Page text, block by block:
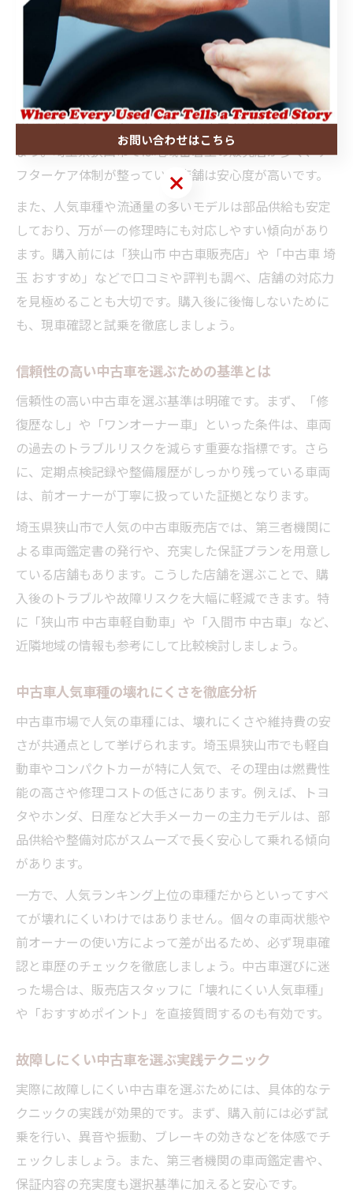
中古車購入で故障リスクを減らす選び方のコツ
中古車の故障リスクを最小限に抑えるには、購入時の選
び方が鍵となります。まず、信頼できる中古車販売店を
選び、保証やアフターサービスの内容を必ず確認しまし
ょう。埼玉県狭山市では地域密着型の販売店が多く、ア
フターケア体制が整っている店舗は安心度が高いです。
また、人気車種や流通量の多いモデルは部品供給も安定
しており、万が一の修理時にも対応しやすい傾向があり
ます。購入前には「狭山市 中古車販売店」や「中古車 埼
玉 おすすめ」などで口コミや評判も調べ、店舗の対応力
を見極めることも大切です。購入後に後悔しないために
も、現車確認と試乗を徹底しましょう。
信頼性の高い中古車を選ぶための基準とは
信頼性の高い中古車を選ぶ基準は明確です。まず、「修
復歴なし」や「ワンオーナー車」といった条件は、車両
の過去のトラブルリスクを減らす重要な指標です。さら
に、定期点検記録や整備履歴がしっかり残っている車両
は、前オーナーが丁寧に扱っていた証拠となります。
埼玉県狭山市で人気の中古車販売店では、第三者機関に
よる車両鑑定書の発行や、充実した保証プランを用意し
ている店舗もあります。こうした店舗を選ぶことで、購
入後のトラブルや故障リスクを大幅に軽減できます。特
に「狭山市 中古車軽自動車」や「入間市 中古車」など、
近隣地域の情報も参考にして比較検討しましょう。
中古車人気車種の壊れにくさを徹底分析
中古車市場で人気の車種には、壊れにくさや維持費の安
さが共通点として挙げられます。埼玉県狭山市でも軽自
動車やコンパクトカーが特に人気で、その理由は燃費性
能の高さや修理コストの低さにあります。例えば、トヨ
タやホンダ、日産など大手メーカーの主力モデルは、部
品供給や整備対応がスムーズで長く安心して乗れる傾向
があります。
一方で、人気ランキング上位の車種だからといってすべ
てが壊れにくいわけではありません。個々の車両状態や
前オーナーの使い方によって差が出るため、必ず現車確
認と車歴のチェックを徹底しましょう。中古車選びに迷
った場合は、販売店スタッフに「壊れにくい人気車種」
や「おすすめポイント」を直接質問するのも有効です。
故障しにくい中古車を選ぶ実践テクニック
実際に故障しにくい中古車を選ぶためには、具体的なテ
クニックの実践が効果的です。まず、購入前には必ず試
乗を行い、異音や振動、ブレーキの効きなどを体感でチ
ェックしましょう。また、第三者機関の車両鑑定書や、
保証内容の充実度も選択基準に加えると安心です。
お問い合わせはこちら
お問い合わせはこちら